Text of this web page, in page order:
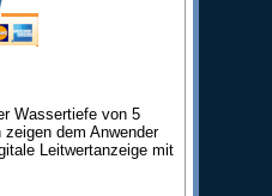
Wassertiefe von 5
dem Anwender
Leitwertanzeige mit